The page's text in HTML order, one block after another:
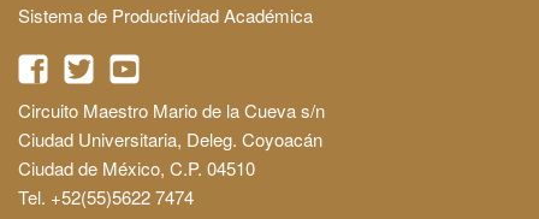
Sistema de Productividad Académica
Circuito Maestro Mario de la Cueva s/n
Ciudad Universitaria, Deleg. Coyoacán
Ciudad de México, C.P. 04510
Tel. +52(55)5622 7474